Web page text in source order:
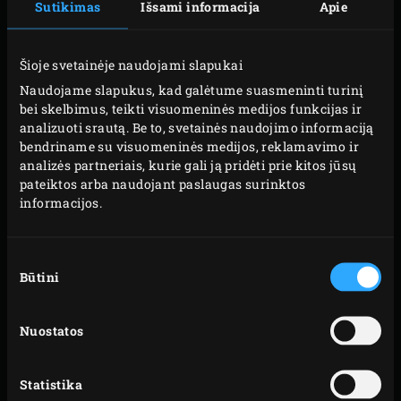
Sutikimas Išsami informacija Apie
Šioje svetainėje naudojami slapukai
Naudojame slapukus, kad galėtume suasmeninti turinį
bei skelbimus, teikti visuomeninės medijos funkcijas ir
analizuoti srautą. Be to, svetainės naudojimo informaciją
bendriname su visuomeninės medijos, reklamavimo ir
analizės partneriais, kurie gali ją pridėti prie kitos jūsų
pateiktos arba naudojant paslaugas surinktos
informacijos.
pasirinkimas
Būtini
Nuostatos
Statistika
pamatuokite, ar tešla pasiekė 25 °C temperatūrą.
Suplokite tešlą, kraštus užlenkite į vidurį ir
patepkite alyvuogių aliejumi. Apverskite tešlą
sudūrimu į apačią ir viršų taip pat aptepkite
alyvuogių aliejumi. Suformuokite tešlą užlenkdami
kraštus į apačią, kad išeitų dailus apvalus kepalas.
Ištepkite ketaus keptuvę alyvuogių aliejumi, įdėkite
tešlą, kad ji pasiskirstytų keptuvėje. Jei kildama
tešla apdžius, patepkite ją alyvuogių aliejumi.
Likus maždaug 20 min. uždekite Big Green Egg